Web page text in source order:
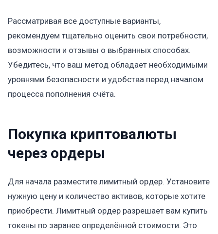
Рассматривая все доступные варианты,
рекомендуем тщательно оценить свои потребности,
возможности и отзывы о выбранных способах.
Убедитесь, что ваш метод обладает необходимыми
уровнями безопасности и удобства перед началом
процесса пополнения счёта.
Покупка криптовалюты
через ордеры
Для начала разместите лимитный ордер. Установите
нужную цену и количество активов, которые хотите
приобрести. Лимитный ордер разрешает вам купить
токены по заранее определённой стоимости. Это